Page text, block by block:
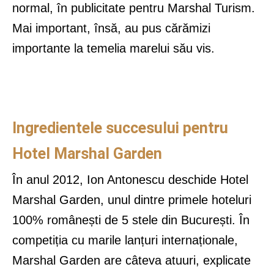
normal, în publicitate pentru Marshal Turism.
Mai important, însă, au pus cărămizi
importante la temelia marelui său vis.
Ingredientele succesului pentru
Hotel Marshal Garden
În anul 2012, Ion Antonescu deschide Hotel
Marshal Garden, unul dintre primele hoteluri
100% românești de 5 stele din București. În
competiția cu marile lanțuri internaționale,
Marshal Garden are câteva atuuri, explicate